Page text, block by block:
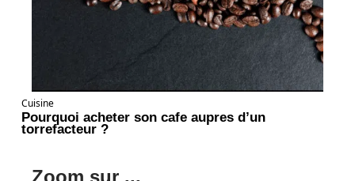
Cuisine
Pourquoi acheter son cafe aupres d’un
torrefacteur ?
Zoom sur ...